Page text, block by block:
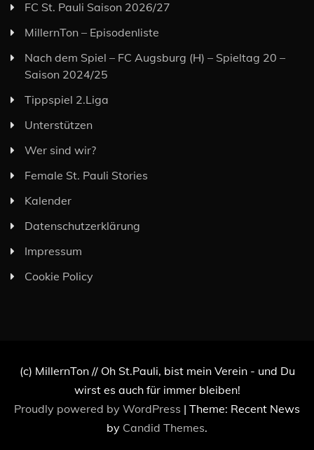
FC St. Pauli Saison 2026/27
MillernTon – Episodenliste
Nach dem Spiel – FC Augsburg (H) – Spieltag 20 –
Saison 2024/25
Tippspiel 2.Liga
Unterstützen
Wer sind wir?
Female St. Pauli Stories
Kalender
Datenschutzerklärung
Impressum
Cookie Policy
(c) MillernTon // Oh St.Pauli, bist mein Verein - und Du
wirst es auch für immer bleiben!
Proudly powered by WordPress | Theme: Recent News
by Candid Themes.